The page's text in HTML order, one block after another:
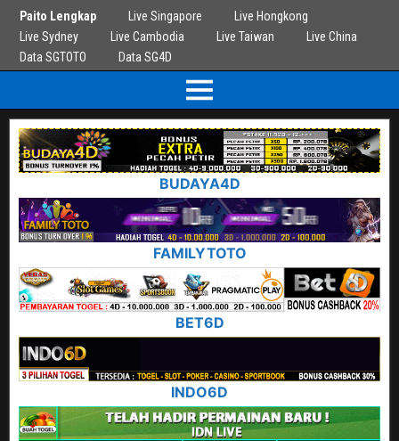
Paito Lengkap Live Singapore
Live Hongkong
Live Sydney
Live Cambodia Live Taiwan
Live China
Data SGTOTO
Data SG4D
BUDAYA4D
FAMILYTOTO
BET6D
INDO6D